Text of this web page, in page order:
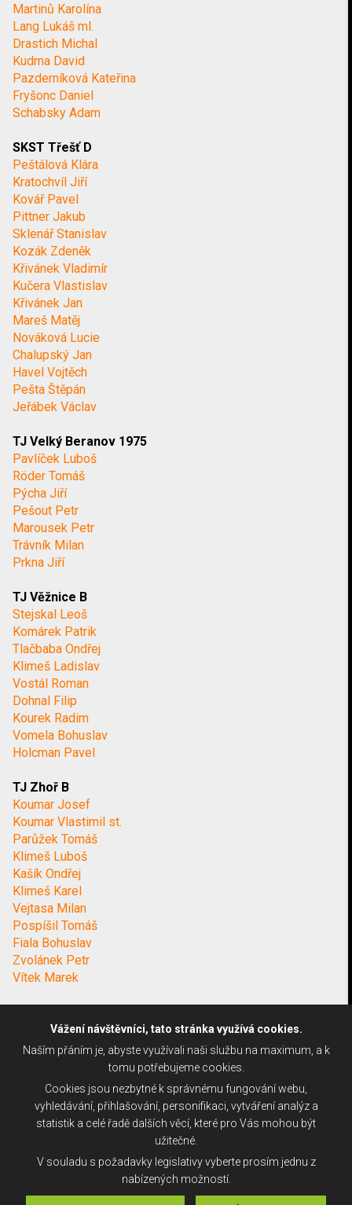
Martinů Karolína
Lang Lukáš ml.
Drastich Michal
Kudrna David
Pazderníková Kateřina
Fryšonc Daniel
Schabsky Adam
SKST Třešť D
Peštálová Klára
Kratochvíl Jiří
Kovář Pavel
Pittner Jakub
Sklenář Stanislav
Kozák Zdeněk
Křivánek Vladimír
Kučera Vlastislav
Křivánek Jan
Mareš Matěj
Nováková Lucie
Chalupský Jan
Havel Vojtěch
Pešta Štěpán
Jeřábek Václav
TJ Velký Beranov 1975
Pavlíček Luboš
Röder Tomáš
Pýcha Jiří
Pešout Petr
Marousek Petr
Trávník Milan
Prkna Jiří
TJ Věžnice B
Stejskal Leoš
Komárek Patrik
Tlačbaba Ondřej
Klimeš Ladislav
Vostál Roman
Dohnal Filip
Kourek Radim
Vomela Bohuslav
Holcman Pavel
TJ Zhoř B
Koumar Josef
Koumar Vlastimil st.
Parůžek Tomáš
Klimeš Luboš
Kašík Ondřej
Klimeš Karel
Vejtasa Milan
Pospíšil Tomáš
Fiala Bohuslav
Zvolánek Petr
Vítek Marek
Vážení návštěvníci, tato stránka využívá cookies.
Naším přáním je, abyste využívali naši službu na maximum, a k
tomu potřebujeme cookies.
Cookies jsou nezbytné k správnému fungování webu,
vyhledávání, přihlašování, personifikaci, vytváření analýz a
statistik a celé řadě dalších věcí, které pro Vás mohou být
užitečné.
V souladu s požadavky legislativy vyberte prosím jednu z
nabízených možností.